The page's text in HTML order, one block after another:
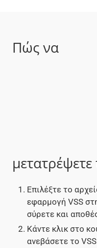
Πώς να
μετατρέψετε
Επιλέξτε το
εφαρμογή VSS
σύρετε και
Κάντε κλικ στο
ανεβάσετε το